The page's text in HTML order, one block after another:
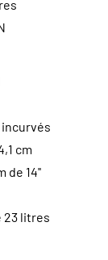
cm
de 14''
23 litres